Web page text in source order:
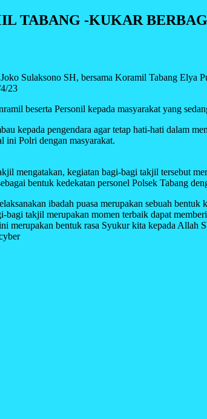
TABANG -KUKAR
SH, bersama Koramil Tabang Elya
23
beserta Personil kepada masyarakat yang
kepada pengendara agar tetap hati-hati dalam
ini Polri dengan masyarakat.
mengatakan, kegiatan bagi-bagi takjil tersebut
bentuk kedekatan personel Polsek Tabang
ibadah puasa merupakan sebuah
takjil merupakan momen terbaik dapat
merupakan bentuk rasa Syukur kita kepada